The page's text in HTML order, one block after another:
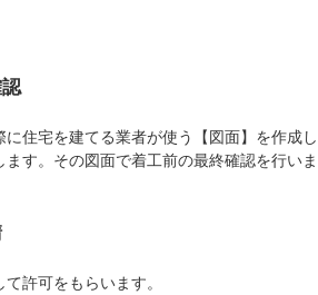
住宅を建てる業者が使う【図面】を作成し
ます。その図面で着工前の最終確認を行いま
許可をもらいます。